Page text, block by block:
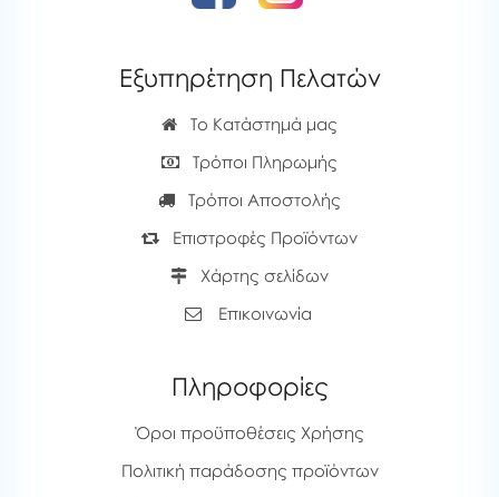
Εξυπηρέτηση Πελατών
Το Κατάστημά μας
Τρόποι Πληρωμής
Τρόποι Αποστολής
Επιστροφές Προϊόντων
Χάρτης σελίδων
Επικοινωνία
Πληροφορίες
Όροι προϋποθέσεις Χρήσης
Πολιτική παράδοσης προϊόντων